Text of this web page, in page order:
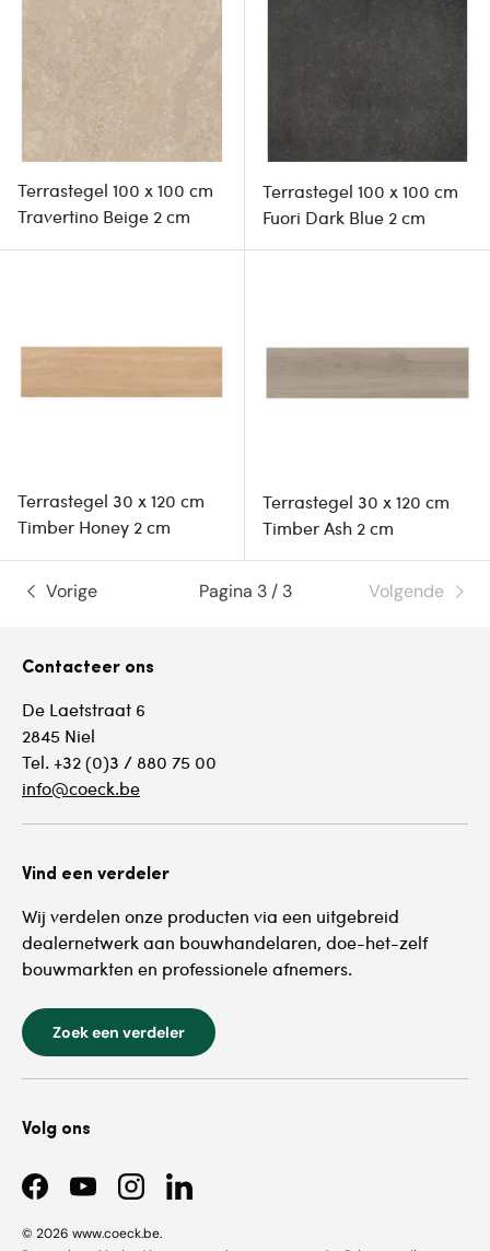
Terrastegel 100 x 100 cm
Travertino Beige 2 cm
Terrastegel 100 x 100 cm
Fuori Dark Blue 2 cm
Terrastegel 30 x 120 cm
Timber Honey 2 cm
Terrastegel 30 x 120 cm
Timber Ash 2 cm
Vorige Pagina 3 / 3 Volgende
Contacteer ons
De Laetstraat 6
2845 Niel
Tel. +32 (0)3 / 880 75 00
info@coeck.be
Vind een verdeler
Wij verdelen onze producten via een uitgebreid
dealernetwerk aan bouwhandelaren, doe-het-zelf
bouwmarkten en professionele afnemers.
Zoek een verdeler
Volg ons
FacebookYouTubeInstagramLinkedIn
© 2026 www.coeck.be.